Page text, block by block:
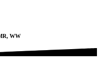
WW